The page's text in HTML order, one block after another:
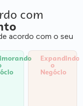
com
acordo com o seu
Expandindo
o
Negócio